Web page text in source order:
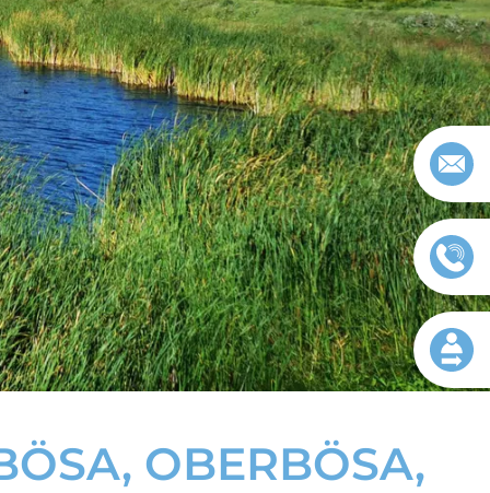
OBERBÖSA, T
Impressum